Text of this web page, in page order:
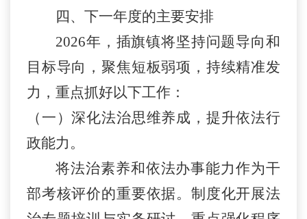
四、下一年度的主要安排
2026年，插旗镇将坚持问题导向和
目标导向，聚焦短板弱项，持续精准发
力，重点抓好以下工作：
（一）深化法治思维养成，提升依法行
政能力。
将法治素养和依法办事能力作为干
部考核评价的重要依据。制度化开展法